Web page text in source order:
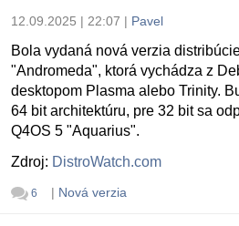
12.09.2025 | 22:07 | Pavel
Bola vydaná nová verzia
"Andromeda", ktorá vychádza z
desktopom Plasma alebo Trinity.
64 bit architektúru, pre 32 bit sa
Q4OS 5 "Aquarius".
Zdroj: DistroWatch.com
6 | Nová verzia